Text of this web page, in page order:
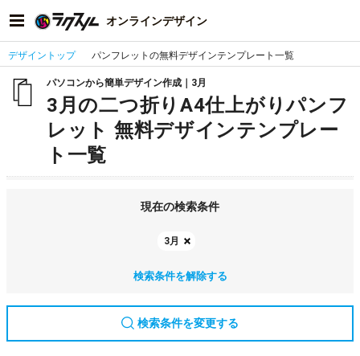
オンラインデザイン
デザイントップ パンフレットの無料デザインテンプレート一覧
パソコンから簡単デザイン作成｜3月
3月の二つ折りA4仕上がりパンフ
レット 無料デザインテンプレー
ト一覧
現在の検索条件
3月
検索条件を解除する
検索条件を変更する